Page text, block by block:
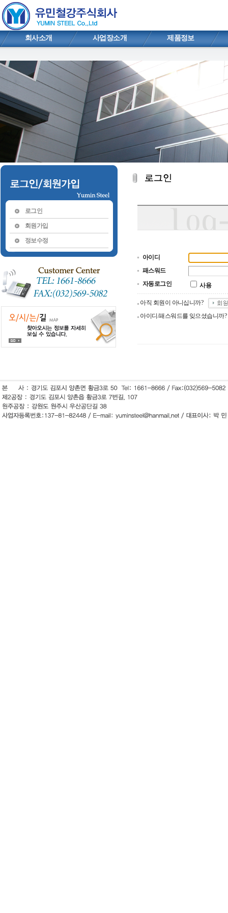
회사소개 사업장소개 제품정보
로그인
회원가입
정보수정
아이디
패스워드
자동로그인
사용
아직 회원이 아니십니까?
아이디/패스워드를 잊으셨습니